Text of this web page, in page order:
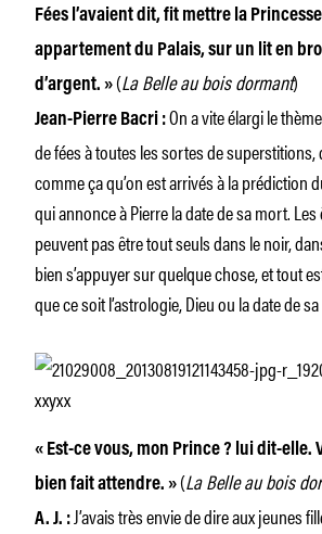
Fées l’avaient dit, fit mettre la
appartement du Palais, sur un lit en
d’argent. »(La Belle au bois dormant)
Jean-Pierre Bacri :On a vite élargi le
de fées à toutes les sortes de superstitions,
comme ça qu’on est arrivés à la prédiction
qui annonce à Pierre la date de sa mort.
peuvent pas être tout seuls dans le noir,
bien s’appuyer sur quelque chose, et tout
que ce soit l’astrologie, Dieu ou la date de
« Est-ce vous, mon Prince ? lui dit-elle.
bien fait attendre. »(La Belle au bois
A. J. : J’avais très envie de dire aux jeunes